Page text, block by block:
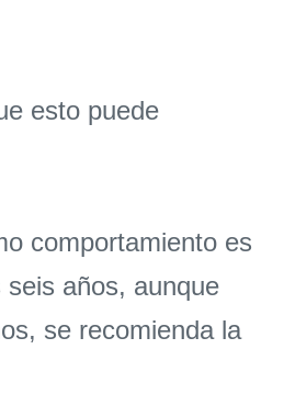
esto puede
comportamiento es
años, aunque
se recomienda la